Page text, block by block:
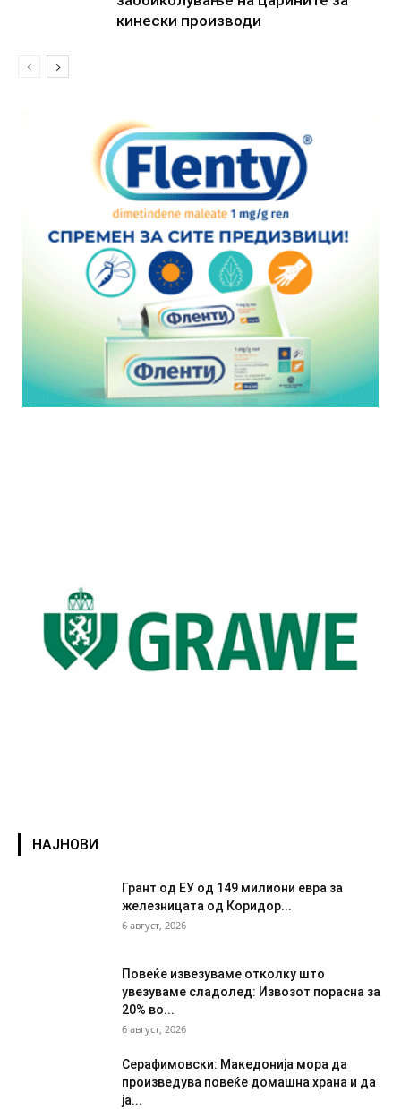
кинески производи
НАЈНОВИ
Грант од ЕУ од 149 милиони евра за
железницата од Коридор...
6 август, 2026
Повеќе извезуваме отколку што
увезуваме сладолед: Извозот порасна за
20% во...
6 август, 2026
Серафимовски: Македонија мора да
произведува повеќе домашна храна и да
ја...